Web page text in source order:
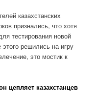
казахстанских
признались, что хотя
тестирования новой
решились на игру
это мостик к
цепляет казахстанцев